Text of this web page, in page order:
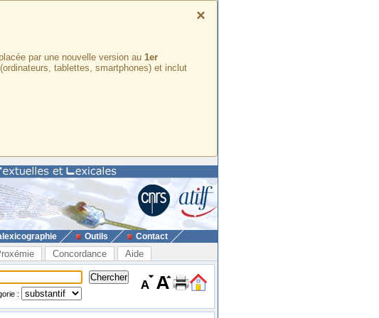
×
par une nouvelle version au 1er
tablettes, smartphones) et inclut
Outils Contact
Concordance Aide
: